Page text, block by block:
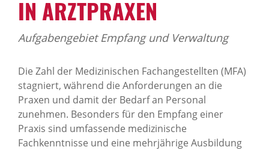
News Archiv
IN ARZTPRAXEN
Aufgabengebiet Empfang und Verwaltung
Die Zahl der Medizinischen Fachangestellten (MFA)
stagniert, während die Anforderungen an die
Praxen und damit der Bedarf an Personal
zunehmen. Besonders für den Empfang einer
Praxis sind umfassende medizinische
Fachkenntnisse und eine mehrjährige Ausbildung